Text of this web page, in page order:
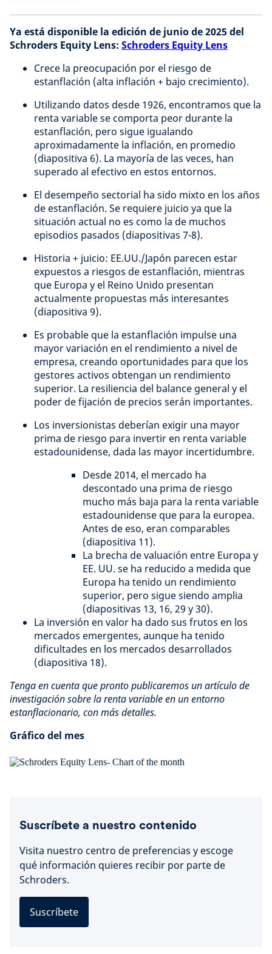
Ya está disponible la edición de junio de 2025 del
Schroders Equity Lens: Schroders Equity Lens
Crece la preocupación por el riesgo de
estanflación (alta inflación + bajo crecimiento).
Utilizando datos desde 1926, encontramos que la
renta variable se comporta peor durante la
estanflación, pero sigue igualando
aproximadamente la inflación, en promedio
(diapositiva 6). La mayoría de las veces, han
superado al efectivo en estos entornos.
El desempeño sectorial ha sido mixto en los años
de estanflación. Se requiere juicio ya que la
situación actual no es como la de muchos
episodios pasados (diapositivas 7-8).
Historia + juicio: EE.UU./Japón parecen estar
expuestos a riesgos de estanflación, mientras
que Europa y el Reino Unido presentan
actualmente propuestas más interesantes
(diapositiva 9).
Es probable que la estanflación impulse una
mayor variación en el rendimiento a nivel de
empresa, creando oportunidades para que los
gestores activos obtengan un rendimiento
superior. La resiliencia del balance general y el
poder de fijación de precios serán importantes.
Los inversionistas deberían exigir una mayor
prima de riesgo para invertir en renta variable
estadounidense, dada las mayor incertidumbre.
Desde 2014, el mercado ha
descontado una prima de riesgo
mucho más baja para la renta variable
estadounidense que para la europea.
Antes de eso, eran comparables
(diapositiva 11).
La brecha de valuación entre Europa y
EE. UU. se ha reducido a medida que
Europa ha tenido un rendimiento
superior, pero sigue siendo amplia
(diapositivas 13, 16, 29 y 30).
La inversión en valor ha dado sus frutos en los
mercados emergentes, aunque ha tenido
dificultades en los mercados desarrollados
(diapositiva 18).
Tenga en cuenta que pronto publicaremos un artículo de
investigación sobre la renta variable en un entorno
estanflacionario, con más detalles.
Gráfico del mes
Suscríbete a nuestro contenido
Visita nuestro centro de preferencias y escoge
qué información quieres recibir por parte de
Schroders.
Suscríbete